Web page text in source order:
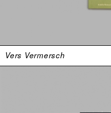
Vers Vermersch